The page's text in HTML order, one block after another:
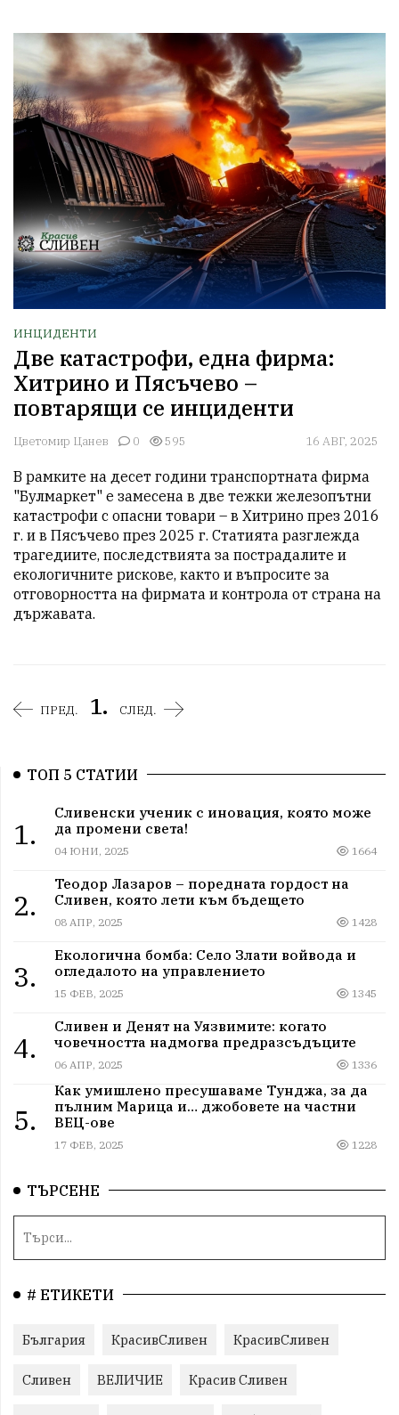
ИНЦИДЕНТИ
Две катастрофи, една фирма:
Хитрино и Пясъчево –
повтарящи се инциденти
Цветомир Цанев 0 595 16 АВГ, 2025
В рамките на десет години транспортната фирма
"Булмаркет" е замесена в две тежки железопътни
катастрофи с опасни товари – в Хитрино през 2016
г. и в Пясъчево през 2025 г. Статията разглежда
трагедиите, последствията за пострадалите и
екологичните рискове, както и въпросите за
отговорността на фирмата и контрола от страна на
държавата.
ПРЕД. 1. СЛЕД.
ТОП 5 СТАТИИ
1.
Сливенски ученик с иновация, която може
да промени света!
04 ЮНИ, 2025 1664
2.
Теодор Лазаров – поредната гордост на
Сливен, която лети към бъдещето
08 АПР, 2025 1428
3.
Екологична бомба: Село Злати войвода и
огледалото на управлението
15 ФЕВ, 2025 1345
4.
Сливен и Денят на Уязвимите: когато
човечността надмогва предразсъдъците
06 АПР, 2025 1336
5.
Как умишлено пресушаваме Тунджа, за да
пълним Марица и… джобовете на частни
ВЕЦ-ове
17 ФЕВ, 2025 1228
ТЪРСЕНЕ
# ЕТИКЕТИ
България КрасивСливен КрасивСливен
Сливен ВЕЛИЧИЕ Красив Сливен